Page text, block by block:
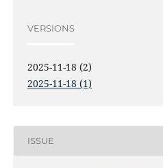
VERSIONS
2025-11-18 (2)
2025-11-18 (1)
ISSUE